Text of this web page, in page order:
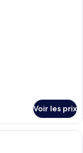
Voir les prix